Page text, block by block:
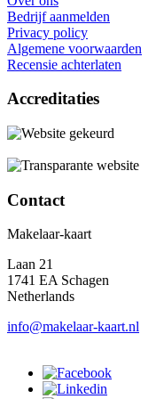
Bedrijf aanmelden
Privacy policy
Algemene voorwaarden
Recensie achterlaten
Accreditaties
Contact
Makelaar-kaart
Laan 21
1741 EA Schagen
Netherlands
info@makelaar-kaart.nl